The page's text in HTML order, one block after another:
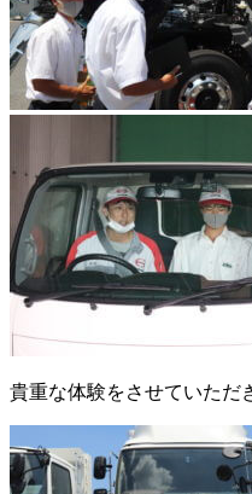
貴重な体験をさせていただ